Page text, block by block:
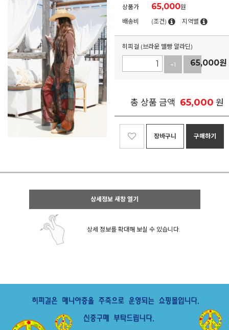
상품가 65,000원
배송비
(조건) 지역별
히피걸 (브라운 맬빵 알라딘)
+1 -1
65,000원
총 상품 금액 65,000 원
장바구니 구매하기
상세정보 새창 열기
상세 정보를 확대해 보실 수 있습니다.